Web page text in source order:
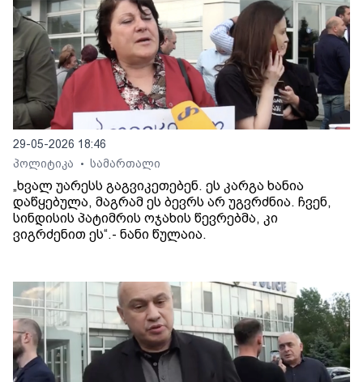
29-05-2026 18:46
პოლიტიკა
• სამართალი
„ხვალ უარესს გაგვიკეთებენ. ეს კარგა ხანია
დაწყებულა, მაგრამ ეს ბევრს არ უგვრძნია. ჩვენ,
სინდისის პატიმრის ოჯახის წევრებმა, კი
ვიგრძენით ეს“.- ნანი წულაია.